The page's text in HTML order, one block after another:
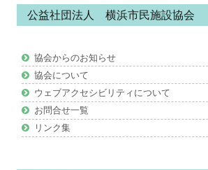
テ
ツ
公益社団法人 横浜市民施設協会
協会からのお知らせ
協会について
ウェブアクセシビリティについて
お問合せ一覧
リンク集